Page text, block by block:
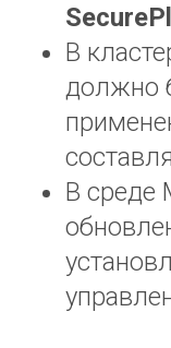
В
должно
В среде